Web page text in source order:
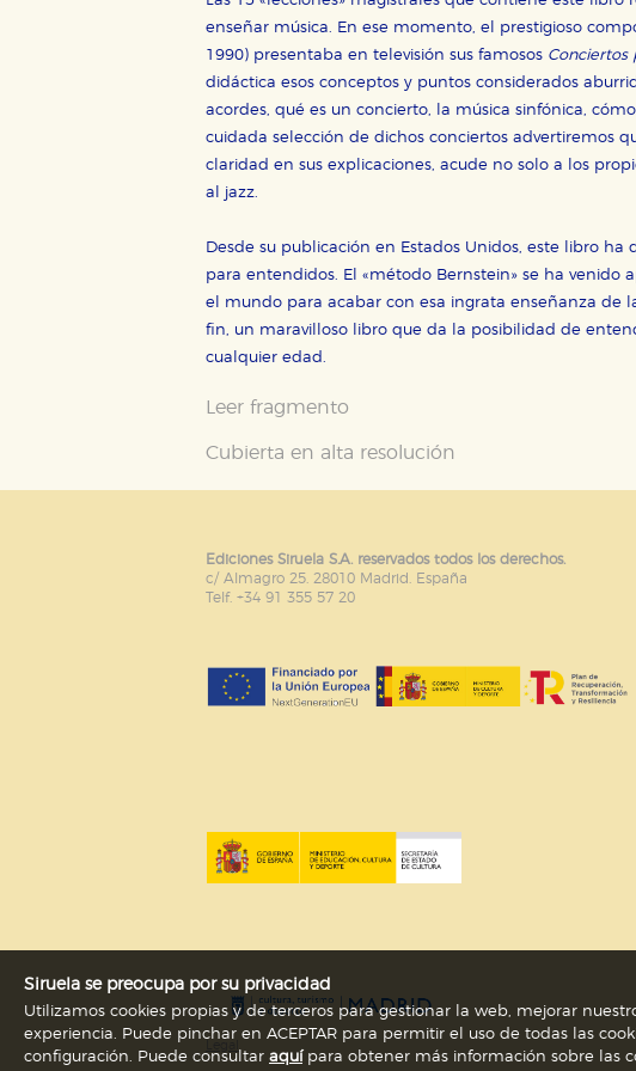
enseñar música. En ese momento, el prestigioso
1990) presentaba en televisión sus famosos Conciertos
didáctica esos conceptos y puntos considerados
acordes, qué es un concierto, la música sinfónica,
cuidada selección de dichos conciertos advertiremos
claridad en sus explicaciones, acude no solo a los
al jazz.
Desde su publicación en Estados Unidos, este libro
para entendidos. El «método Bernstein» se ha venido
el mundo para acabar con esa ingrata enseñanza de
fin, un maravilloso libro que da la posibilidad de
cualquier edad.
Leer fragmento
Cubierta en alta resolución
Ediciones Siruela S.A. reservados todos los derechos.
c/ Almagro 25. 28010 Madrid. España
Telf. +34 91 355 57 20
Siruela se preocupa por su privacidad
Utilizamos cookies propias y de terceros para gestionar la web, mejorar
experiencia. Puede pinchar en ACEPTAR para permitir el uso de todas las
configuración. Puede consultar aquípara obtener más información sobre las
tanto, es anónima.
Cookies de publicidad y redes sociales
Estas cookies son gestionadas por
otros sitios. No almacenan directamente
Puede consultar nuestra política de cookies